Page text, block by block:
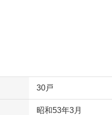
30戸
昭和53年3月